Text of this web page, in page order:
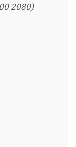
2080)